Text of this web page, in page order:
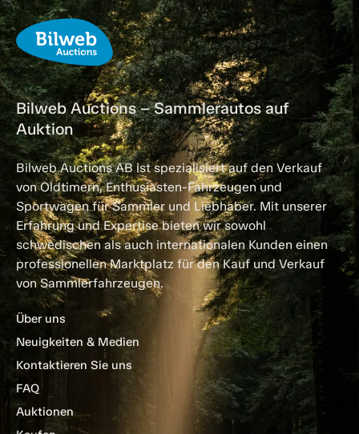
Bilweb Auctions – Sammlerautos auf
Auktion
Bilweb Auctions AB ist spezialisiert auf den Verkauf
von Oldtimern, Enthusiasten-Fahrzeugen und
Sportwagen für Sammler und Liebhaber. Mit unserer
Erfahrung und Expertise bieten wir sowohl
schwedischen als auch internationalen Kunden einen
professionellen Marktplatz für den Kauf und Verkauf
von Sammlerfahrzeugen.
Über uns
Neuigkeiten & Medien
Kontaktieren Sie uns
FAQ
Auktionen